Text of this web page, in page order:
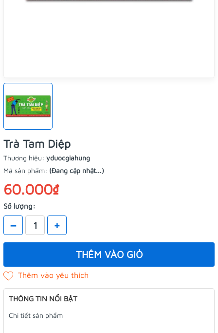
Trà Tam Diệp
Thương hiệu: yduocgiahung
Mã sản phẩm: (Đang cập nhật...)
60.000₫
Số lượng:
– +
THÊM VÀO GIỎ
THÔNG TIN NỔI BẬT
Chi tiết sản phẩm